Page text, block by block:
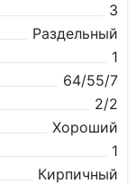
3
Раздельный
1
64/55/7
2/2
Хороший
1
Кирпичный